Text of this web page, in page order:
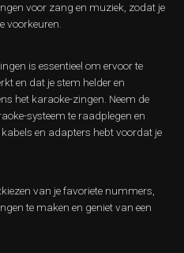
voor zang en muziek, zodat je
voorkeuren.
is essentieel om ervoor te
en dat je stem helder en
het karaoke-zingen. Neem de
systeem te raadplegen en
en adapters hebt voordat je
van je favoriete nummers,
te maken en geniet van een